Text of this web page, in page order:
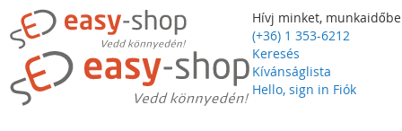
Hívj minket,
(+36) 1 353-6212
Keresés
Kívánságlista
Hello, sign in Fiók